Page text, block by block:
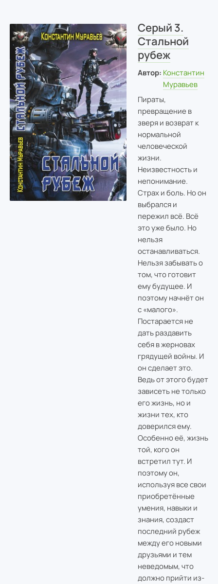
Серый 3.
Стальной
рубеж
Автор: Константин
Муравьев
Пираты,
превращение в
зверя и возврат к
нормальной
человеческой
жизни.
Неизвестность и
непонимание.
Страх и боль. Но он
выбрался и
пережил всё. Всё
это уже было. Но
нельзя
останавливаться.
Нельзя забывать о
том, что готовит
ему будущее. И
поэтому начнёт он
с «малого».
Постарается не
дать раздавить
себя в жерновах
грядущей войны. И
он сделает это.
Ведь от этого будет
зависеть не только
его жизнь, но и
жизни тех, кто
доверился ему.
Особенно её, жизнь
той, кого он
встретил тут. И
поэтому он,
используя все свои
приобретённые
умения, навыки и
знания, создаст
последний рубеж
между его новыми
друзьями и тем
неведомым, что
должно прийти из-